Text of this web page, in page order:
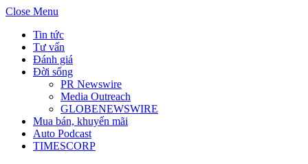
Close Menu
Tin tức
Tư vấn
Đánh giá
Đời sống
PR Newswire
Media Outreach
GLOBENEWSWIRE
Mua bán, khuyến mãi
Auto Podcast
TIMESCORP